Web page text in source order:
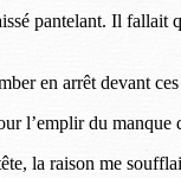
pantelant. Il
en arrêt devant
l’emplir du manque
la raison me